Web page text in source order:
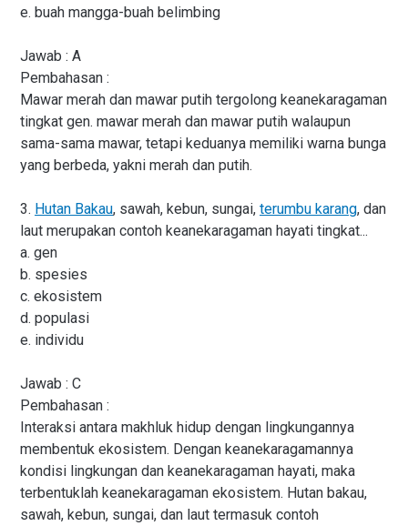
e. buah mangga-buah belimbing
Jawab : A
Pembahasan :
Mawar merah dan mawar putih tergolong keanekaragaman
tingkat gen. mawar merah dan mawar putih walaupun
sama-sama mawar, tetapi keduanya memiliki warna bunga
yang berbeda, yakni merah dan putih.
3. Hutan Bakau, sawah, kebun, sungai, terumbu karang, dan
laut merupakan contoh keanekaragaman hayati tingkat...
a. gen
b. spesies
c. ekosistem
d. populasi
e. individu
Jawab : C
Pembahasan :
Interaksi antara makhluk hidup dengan lingkungannya
membentuk ekosistem. Dengan keanekaragamannya
kondisi lingkungan dan keanekaragaman hayati, maka
terbentuklah keanekaragaman ekosistem. Hutan bakau,
sawah, kebun, sungai, dan laut termasuk contoh